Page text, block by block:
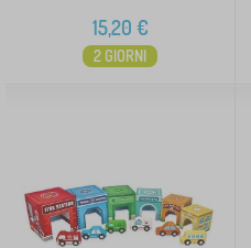
15,20 €
2 GIORNI